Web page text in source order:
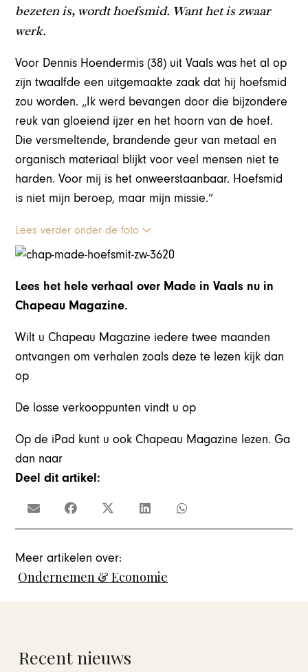
bezeten is, wordt hoefsmid. Want het is zwaar
werk.
Voor Dennis Hoendermis (38) uit Vaals was het al op
zijn twaalfde een uitgemaakte zaak dat hij hoefsmid
zou worden. „Ik werd bevangen door die bijzondere
reuk van gloeiend ijzer en het hoorn van de hoef.
Die versmeltende, brandende geur van metaal en
organisch materiaal blijkt voor veel mensen niet te
harden. Voor mij is het onweerstaanbaar. Hoefsmid
is niet mijn beroep, maar mijn missie.”
Lees verder onder de foto
Lees het hele verhaal over Made in Vaals nu in
Chapeau Magazine.
Wilt u Chapeau Magazine iedere twee maanden
ontvangen om verhalen zoals deze te lezen kijk dan
op
De losse verkooppunten vindt u op
Op de iPad kunt u ook Chapeau Magazine lezen. Ga
dan naar
Deel dit artikel:
Meer artikelen over:
Ondernemen & Economie
Recent nieuws